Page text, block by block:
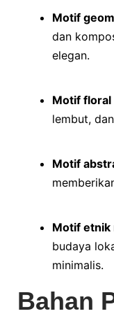
Motif
dan
elegan.
Motif
lembut,
Motif
Motif etnik
budaya
minimalis.
Bahan